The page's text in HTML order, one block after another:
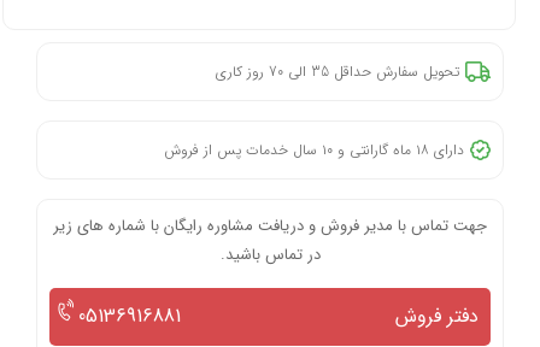
تحویل سفارش حداقل 35 الی 70 روز کاری
دارای ۱۸ ماه گارانتی و ۱۰ سال خدمات پس از فروش
جهت تماس با مدیر فروش و دریافت مشاوره رایگان با شماره های زیر
در تماس باشید.
دفتر فروش 05136916881